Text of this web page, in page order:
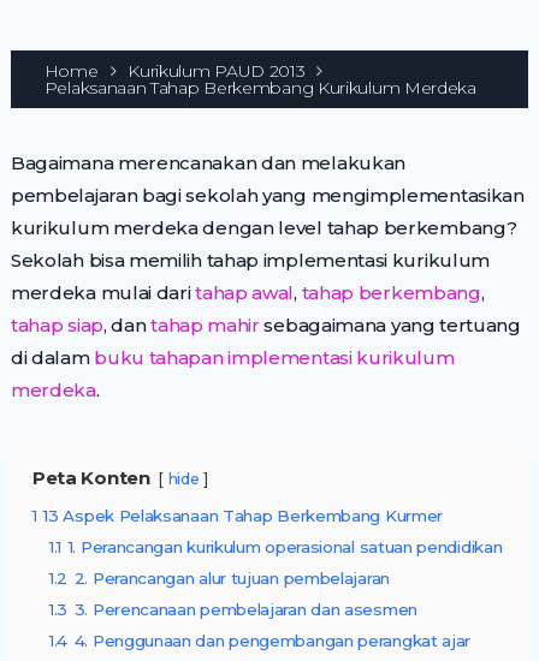
Home Kurikulum PAUD 2013
Pelaksanaan Tahap Berkembang Kurikulum Merdeka
Bagaimana merencanakan dan melakukan
pembelajaran bagi sekolah yang mengimplementasikan
kurikulum merdeka dengan level tahap berkembang?
Sekolah bisa memilih tahap implementasi kurikulum
merdeka mulai daritahap awal, tahap berkembang,
tahap siap, dantahap mahir sebagaimana yang tertuang
di dalam buku tahapan implementasi kurikulum
merdeka.
Peta Konten hide
1 13 Aspek Pelaksanaan Tahap Berkembang Kurmer
1.1 1. Perancangan kurikulum operasional satuan pendidikan
1.2 2. Perancangan alur tujuan pembelajaran
1.3 3. Perencanaan pembelajaran dan asesmen
1.4 4. Penggunaan dan pengembangan perangkat ajar